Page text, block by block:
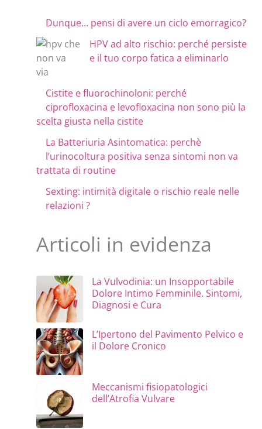
Dunque… pensi di avere un ciclo emorragico?
HPV ad alto rischio: perché persiste
e il tuo corpo fatica a eliminarlo
Cistite e fluorochinoloni: perché
ciprofloxacina e levofloxacina non sono più la
scelta giusta nella cistite
La Batteriuria Asintomatica: perchè
l’urinocoltura positiva senza sintomi non va
trattata di routine
Sexting: intimità digitale o rischio reale nelle
relazioni ?
Articoli in evidenza
La Vulvodinia: un Insopportabile
Dolore Intimo Femminile. Sintomi,
Diagnosi e Cura
L’Ipertono del Pavimento Pelvico e
il Dolore Cronico
Meccanismi fisiopatologici
dell’Atrofia Vulvare